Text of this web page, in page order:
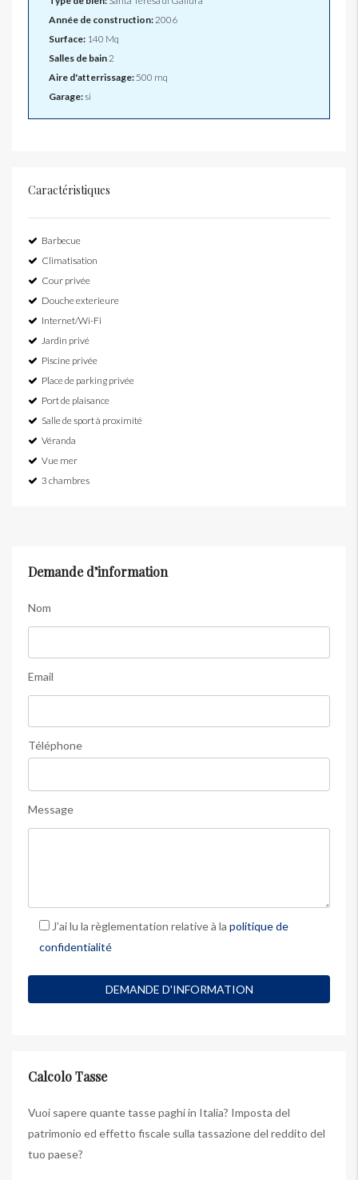
Année de construction:2006
Surface: 140 Mq
Salles de bain2
Aire d'atterrissage: 500 mq
Garage:si
Caractéristiques
Barbecue
Climatisation
Cour privée
Douche exterieure
Internet/Wi-Fi
Jardin privé
Piscine privée
Place de parking privée
Port de plaisance
Salle de sport à proximité
Véranda
Vue mer
3 chambres
Demande d’information
Nom
Email
Téléphone
Message
J’ai lu la règlementation relative à la politique de
confidentialité
Calcolo Tasse
Vuoi sapere quante tasse paghi in Italia? Imposta del
patrimonio ed effetto fiscale sulla tassazione del reddito del
tuo paese?